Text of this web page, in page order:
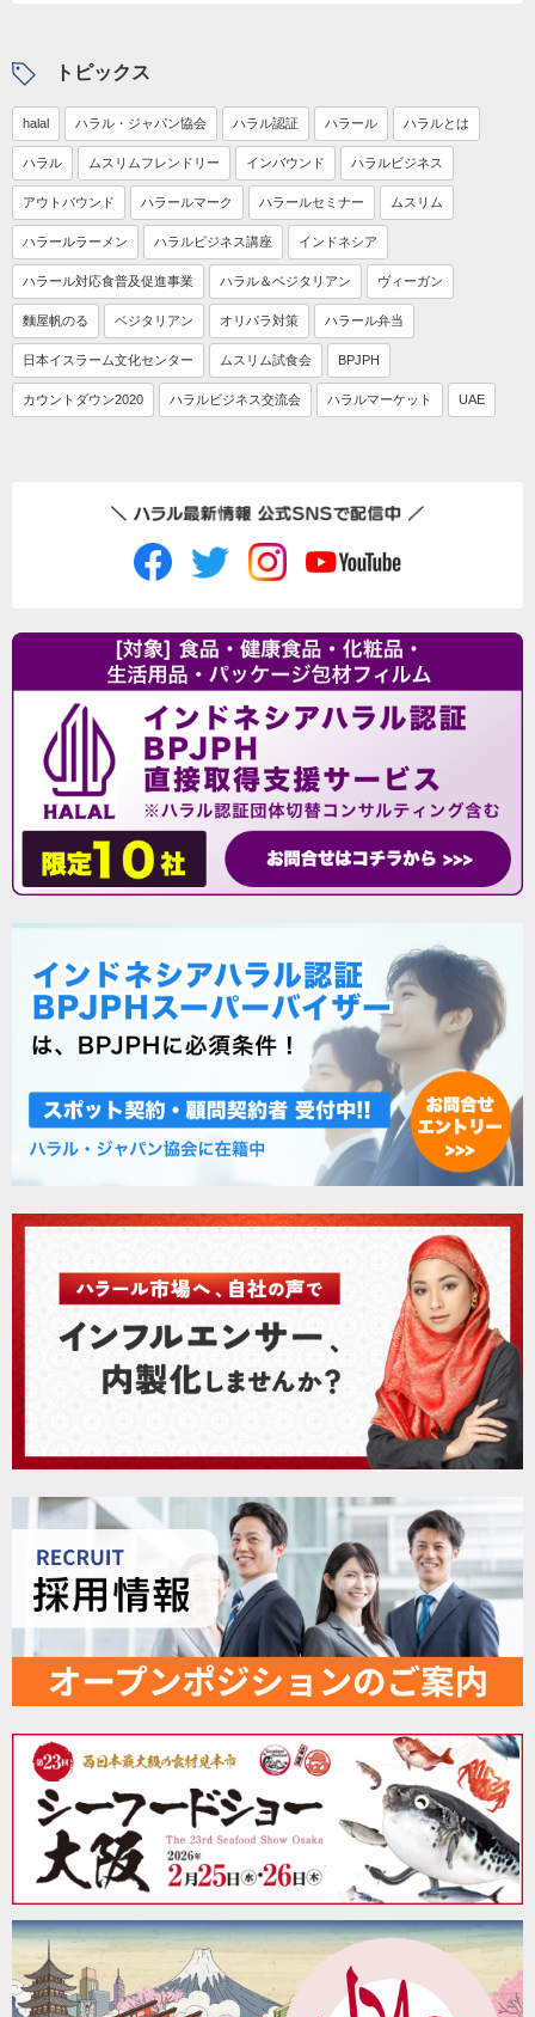
トピックス
halal ハラル・ジャパン協会 ハラル認証 ハラール ハラルとは
ハラル ムスリムフレンドリー インバウンド ハラルビジネス
アウトバウンド ハラールマーク ハラールセミナー ムスリム
ハラールラーメン ハラルビジネス講座 インドネシア
ハラール対応食普及促進事業 ハラル＆ベジタリアン ヴィーガン
麵屋帆のる ベジタリアン オリパラ対策 ハラール弁当
日本イスラーム文化センター ムスリム試食会 BPJPH
カウントダウン2020 ハラルビジネス交流会 ハラルマーケット UAE